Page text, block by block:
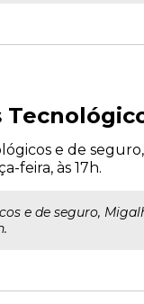
e de
feira, às 17h.
e de seguro,